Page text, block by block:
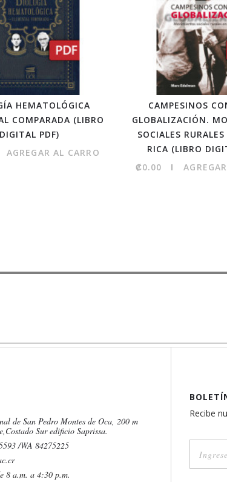
HEMATOLÓGICA
COMPARADA (LIBRO
DIGITAL PDF)
AGREGAR AL CARRO
CAMPESINOS
GLOBALIZACIÓN.
SOCIALES
RICA (LIBRO
₡0.00
de San Pedro Montes de Oca, 200 m
Sur edificio Saprissa.
/WA 84275225
8 a.m. a 4:30 p.m.
Recibe